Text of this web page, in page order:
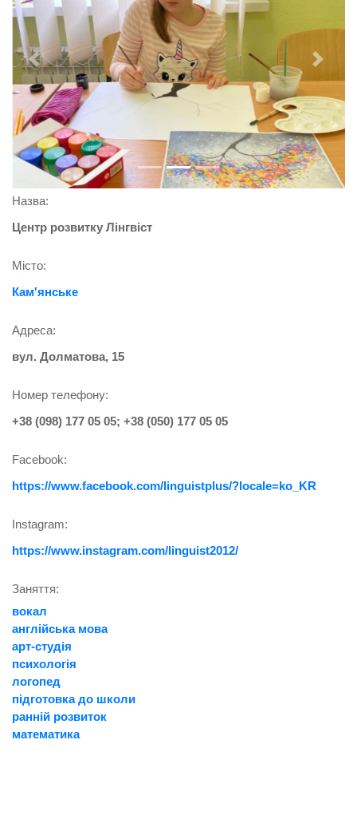
Previous Next
Назва:
Центр розвитку Лінгвіст
Місто:
Кам'янське
Адреса:
вул. Долматова, 15
Номер телефону:
+38 (098) 177 05 05; +38 (050) 177 05 05
Facebook:
https://www.facebook.com/linguistplus/?locale=ko_KR
Instagram:
https://www.instagram.com/linguist2012/
Заняття:
вокал
англійська мова
арт-студія
психологія
логопед
підготовка до школи
ранній розвиток
математика